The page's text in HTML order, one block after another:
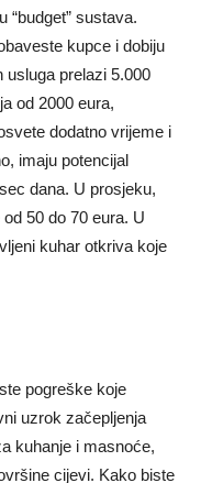
“budget” sustava.
kupce i dobiju
usluga prelazi 5.000
od 2000 eura,
dodatno vrijeme i
imaju potencijal
dana. U prosjeku,
50 do 70 eura. U
kuhar otkriva koje
pogreške koje
uzrok začepljenja
kuhanje i masnoće,
cijevi. Kako biste